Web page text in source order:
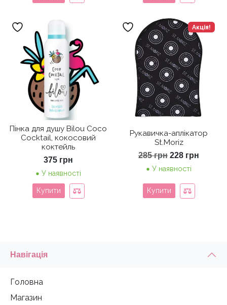
Пінка для душу Bilou Coco
Cocktail, кокосовий
коктейль
375 грн
У наявності
Купити
Акція!
Рукавичка-аплікатор
St.Moriz
285грн Оригінальна
285 грн.
228 грн
У наявності
Купити
Навігація
Головна
Магазин